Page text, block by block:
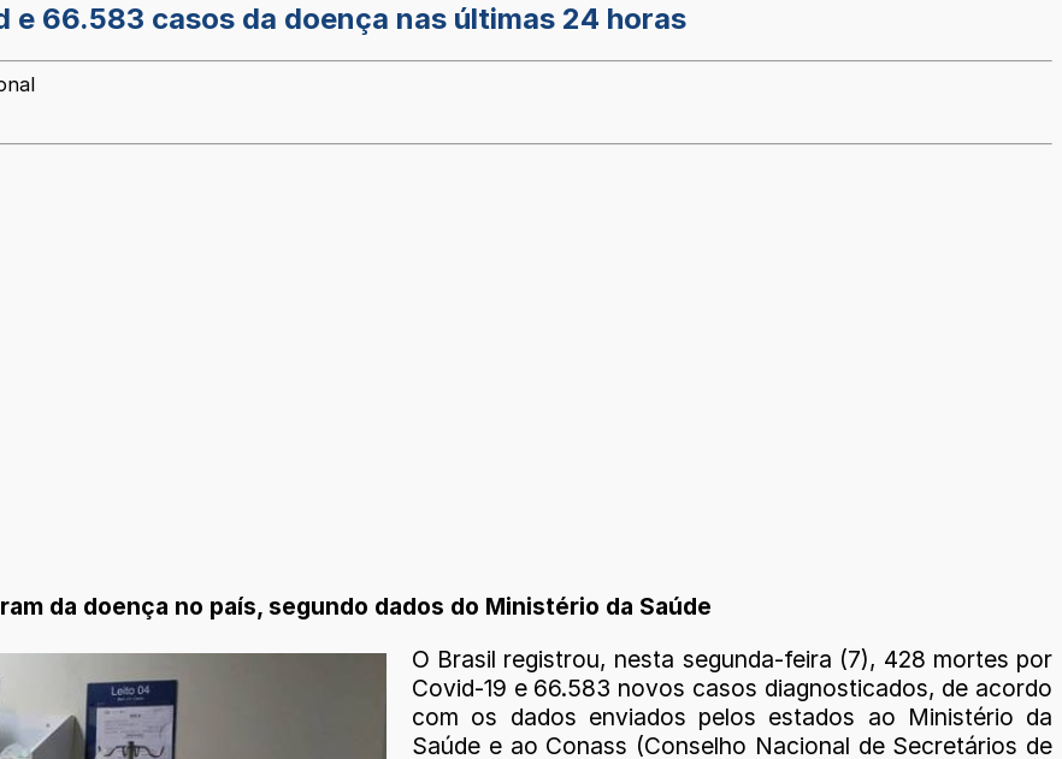
66.583 casos da doença nas últimas 24 horas
da doença no país, segundo dados do Ministério da Saúde
O Brasil registrou, nesta segunda-feira (7), 428 mortes por
Covid-19 e 66.583 novos casos diagnosticados, de acordo
com os dados enviados pelos estados ao Ministério da
Saúde e ao Conass (Conselho Nacional de Secretários de